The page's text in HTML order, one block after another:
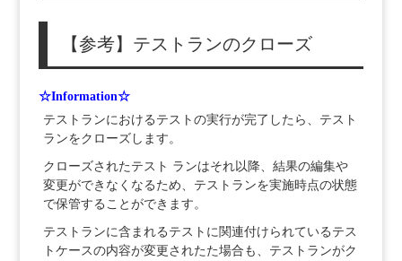
【参考】テストランのクローズ
☆Information☆
テストランにおけるテストの実行が完了したら、テスト
ランをクローズします。
クローズされたテスト ランはそれ以降、結果の編集や
変更ができなくなるため、テストランを実施時点の状態
で保管することができます。
テストランに含まれるテストに関連付けられているテス
トケースの内容が変更されたた場合も、テストランがク